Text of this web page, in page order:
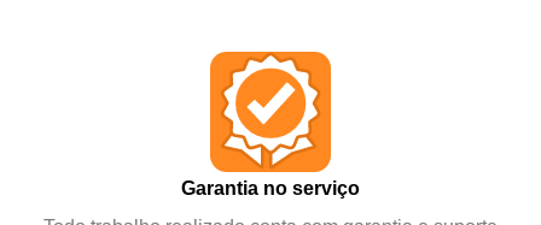
Garantia no serviço